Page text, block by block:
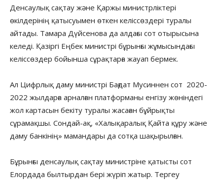
Денсаулық сақтау және Қаржы министрліктері
өкілдерінің қатысуымен өткен келіссөздері туралы
айтады. Тамара Дүйсенова да алдағы сот отырысына
келеді. Қазіргі Еңбек министрі бұрынғы жұмысындағы
келіссөздер бойынша сұрақтарға жауап бермек.
Ал Цифрлық даму министрі Бағдат Мусиннен сот 2020-
2022 жылдарға арналған платформаны енгізу жөніндегі
жол картасын бекіту туралы жасаған бұйрықты
сұрамақшы. Сондай-ақ, «Халықаралық Қайта құру және
даму банкінің» мамандары да сотқа шақырылған.
Бұрынғы денсаулық сақтау министріне қатысты сот
Елордада былтырдан бері жүріп жатыр. Тергеу